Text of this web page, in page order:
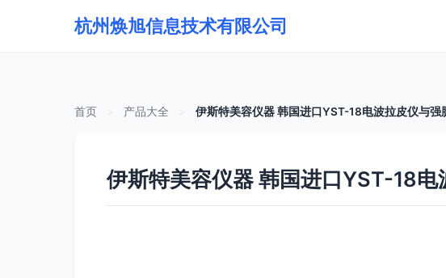
杭州焕旭信息技术有限公司
首页 产品大全 伊斯特美容仪器 韩国进口YST-18电波拉皮仪与强
伊斯特美容仪器 韩国进口YST-18